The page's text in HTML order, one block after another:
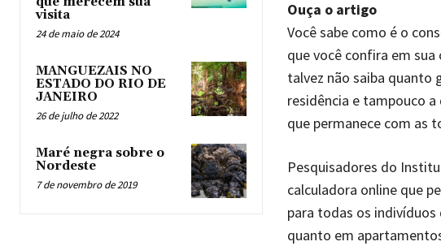
visita
24 de maio de 2024
MANGUEZAIS NO
ESTADO DO RIO DE
JANEIRO
26 de julho de 2022
Maré negra sobre o
Nordeste
7 de novembro de 2019
Ouça o artigo
Você sabe como é o
que você confira em
talvez não saiba quanto
residência e tampouco
que permanece com as
Pesquisadores do
calculadora online que
para todas os
quanto em